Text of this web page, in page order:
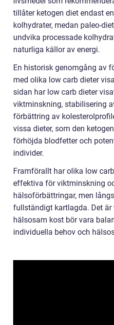
tillåter ketogen diet endast
kolhydrater, medan paleo-
undvika processade
naturliga källor av energi.
En historisk genomgång av
med olika low carb dieter
sidan har low carb dieter
viktminskning, stabilisering
förbättring av
vissa dieter, som den
förhöjda blodfetter och
individer.
Framförallt har olika low
effektiva för viktminskning
hälsoförbättringar, men
fullständigt kartlagda. Det
hälsosam kost bör vara
individuella behov och